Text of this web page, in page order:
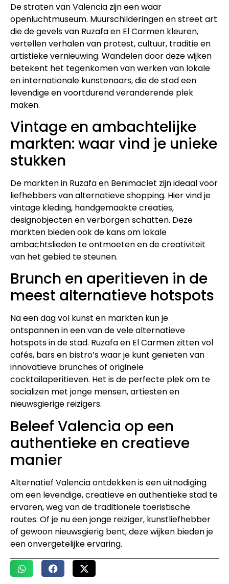
De straten van Valencia zijn een waar
openluchtmuseum. Muurschilderingen en street art
die de gevels van Ruzafa en El Carmen kleuren,
vertellen verhalen van protest, cultuur, traditie en
artistieke vernieuwing. Wandelen door deze wijken
betekent het tegenkomen van werken van lokale
en internationale kunstenaars, die de stad een
levendige en voortdurend veranderende plek
maken.
Vintage en ambachtelijke
markten: waar vind je unieke
stukken
De markten in Ruzafa en Benimaclet zijn ideaal voor
liefhebbers van alternatieve shopping. Hier vind je
vintage kleding, handgemaakte creaties,
designobjecten en verborgen schatten. Deze
markten bieden ook de kans om lokale
ambachtslieden te ontmoeten en de creativiteit
van het gebied te steunen.
Brunch en aperitieven in de
meest alternatieve hotspots
Na een dag vol kunst en markten kun je
ontspannen in een van de vele alternatieve
hotspots in de stad. Ruzafa en El Carmen zitten vol
cafés, bars en bistro’s waar je kunt genieten van
innovatieve brunches of originele
cocktailaperitieven. Het is de perfecte plek om te
socializen met jonge mensen, artiesten en
nieuwsgierige reizigers.
Beleef Valencia op een
authentieke en creatieve
manier
Alternatief Valencia ontdekken is een uitnodiging
om een levendige, creatieve en authentieke stad te
ervaren, weg van de traditionele toeristische
routes. Of je nu een jonge reiziger, kunstliefhebber
of gewoon nieuwsgierig bent, deze wijken bieden je
een onvergetelijke ervaring.